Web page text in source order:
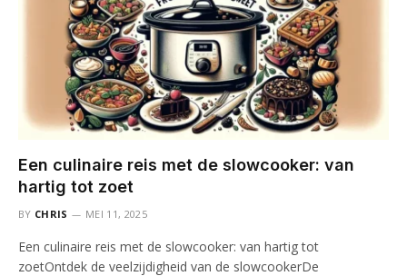
Een culinaire reis met de slowcooker: van
hartig tot zoet
BY CHRIS MEI 11, 2025
Een culinaire reis met de slowcooker: van hartig tot
zoetOntdek de veelzijdigheid van de slowcookerDe